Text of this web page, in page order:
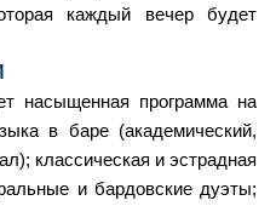
каждый вечер будет
насыщенная программа на
в баре (академический,
классическая и эстрадная
и бардовские дуэты;